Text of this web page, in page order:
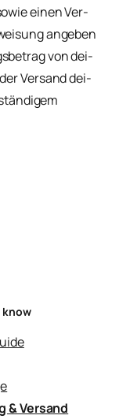
einen Ver­
ange­ben
von dei­
Ver­sand dei­
know
& Versand